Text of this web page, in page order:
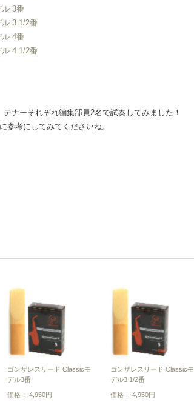
3番
ル 3 1/2番
4番
ル 4 1/2番
ナーそれぞれ編集部員2名で試奏してみました！
参考にしてみてくださいね。
ゴンザレスリード Classicモ
デル3番
価格： 4,950円
ゴンザレスリード Classicモ
デル3 1/2番
価格： 4,950円